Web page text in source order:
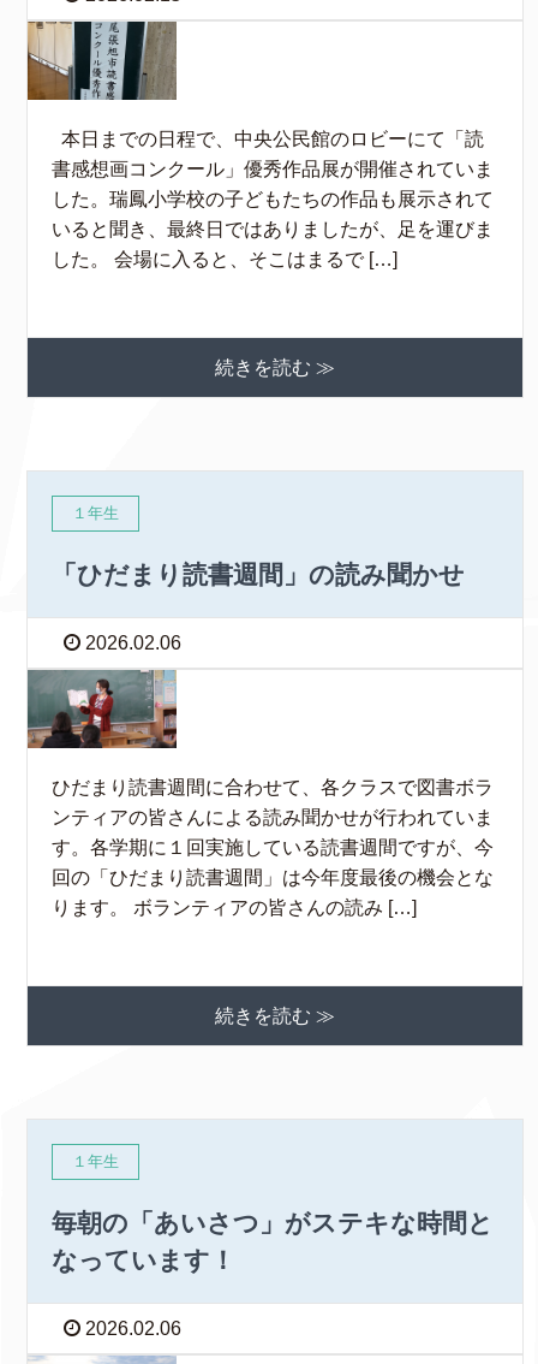
本日までの日程で、中央公民館のロビーにて「読
書感想画コンクール」優秀作品展が開催されていま
した。瑞鳳小学校の子どもたちの作品も展示されて
いると聞き、最終日ではありましたが、足を運びま
した。 会場に入ると、そこはまるで […]
続きを読む ≫
１年生
「ひだまり読書週間」の読み聞かせ
2026.02.06
ひだまり読書週間に合わせて、各クラスで図書ボラ
ンティアの皆さんによる読み聞かせが行われていま
す。各学期に１回実施している読書週間ですが、今
回の「ひだまり読書週間」は今年度最後の機会とな
ります。 ボランティアの皆さんの読み […]
続きを読む ≫
１年生
毎朝の「あいさつ」がステキな時間と
なっています！
2026.02.06